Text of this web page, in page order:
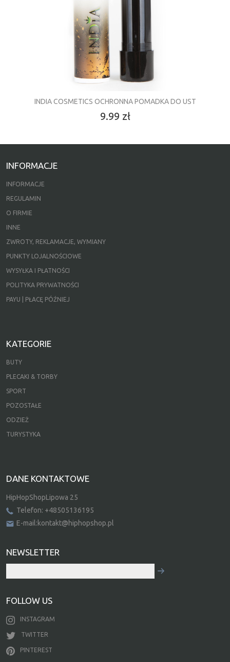
INDIA COSMETICS OCHRONNA POMADKA DO UST
9.99 zł
INFORMACJE
INFORMACJE
REGULAMIN
O FIRMIE
INNE
ZWROTY, REKLAMACJE, WYMIANY
PUNKTY LOJALNOŚCIOWE
WYSYŁKA I PŁATNOŚCI
POLITYKA PRYWATNOŚCI
PAYU | PŁACĘ PÓŹNIEJ
KATEGORIE
BUTY
PLECAKI & TORBY
SPORT
POZOSTAŁE
ODZIEŻ
TURYSTYKA
DANE KONTAKTOWE
HipHopShopLipowa 25
Telefon: +48505136195
E-mail:kontakt@hiphopshop.pl
NEWSLETTER
FOLLOW US
INSTAGRAM
TWITTER
PINTEREST